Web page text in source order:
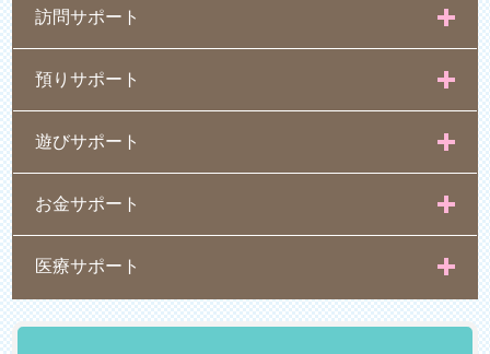
訪問サポート
預りサポート
遊びサポート
お金サポート
医療サポート